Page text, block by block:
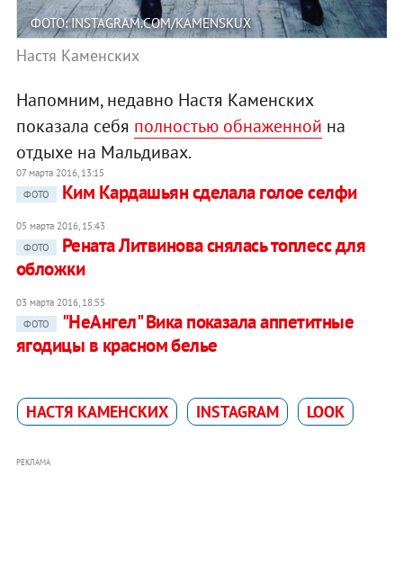
ФОТО: INSTAGRAM.COM/KAMENSKUX
Настя Каменских
Напомним, недавно Настя Каменских
показала себя полностью обнаженной на
отдыхе на Мальдивах.
07 марта 2016, 13:15
ФОТО
Ким Кардашьян сделала голое селфи
05 марта 2016, 15:43
ФОТО
Рената Литвинова снялась топлесс для
обложки
03 марта 2016, 18:55
ФОТО
"НеАнгел" Вика показала аппетитные
ягодицы в красном белье
НАСТЯ КАМЕНСКИХ INSTAGRAM LOOK
РЕКЛАМА